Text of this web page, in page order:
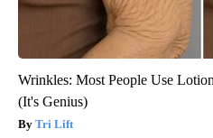
Wrinkles: Most People Use
(It's Genius)
Tri Lift